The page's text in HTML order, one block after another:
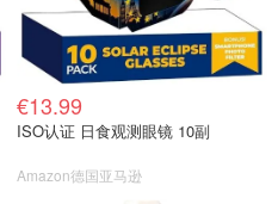
€13.99
ISO认证 日食观测眼镜 10副
Amazon德国亚马逊